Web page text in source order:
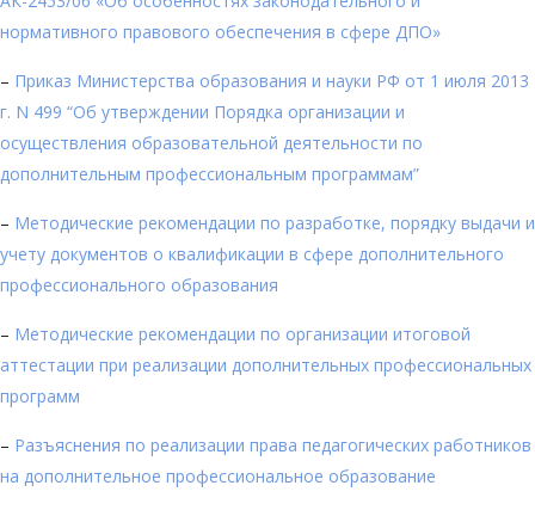
нормативного правового обеспечения в сфере ДПО»
– Приказ Министерства образования и науки РФ от 1 июля 2013
г. N 499 “Об утверждении Порядка организации и
осуществления образовательной деятельности по
дополнительным профессиональным программам”
– Методические рекомендации по разработке, порядку выдачи и
учету документов о квалификации в сфере дополнительного
профессионального образования
– Методические рекомендации по организации итоговой
аттестации при реализации дополнительных профессиональных
программ
– Разъяснения по реализации права педагогических работников
на дополнительное профессиональное образование